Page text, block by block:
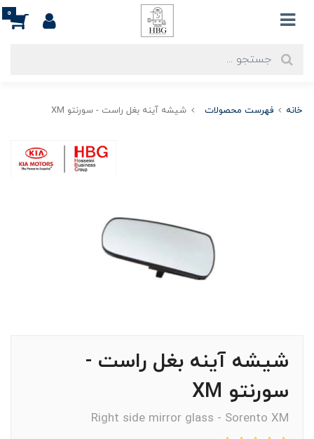
0
خانه فهرست محصولات شیشه آینه بغل راست - سورنتو XM
شیشه آینه بغل راست -
سورنتو XM
Right side mirror glass - Sorento XM